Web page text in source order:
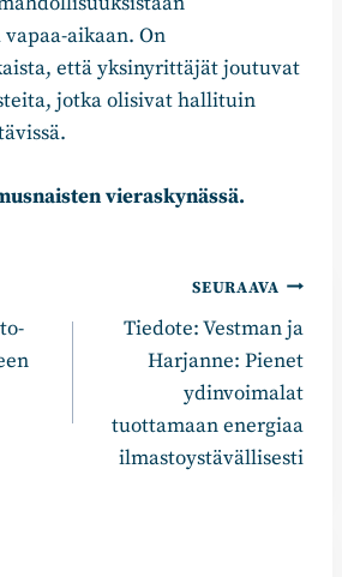
aikaan. On
että yksinyrittäjät joutuvat
jotka olisivat hallituin
vieraskynässä.
SEURAAVA
Tiedote: Vestman ja
Harjanne: Pienet
ydinvoimalat
tuottamaan energiaa
ilmastoystävällisesti